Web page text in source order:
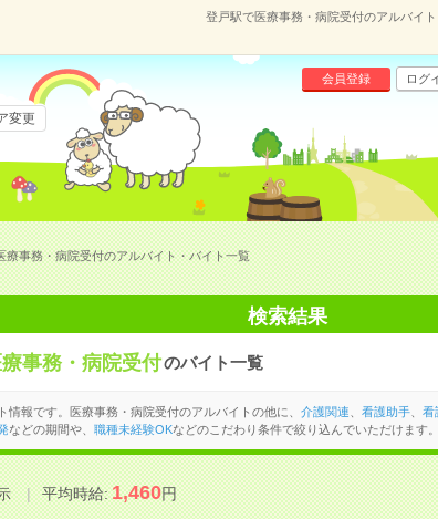
登戸駅で医療事務・病院受付のアルバイ
会員登録 ログ
変更
療事務・病院受付のアルバイト・バイト一覧
検索結果
療事務・病院受付のバイト一覧
情報です。医療事務・病院受付のアルバイトの他に、 介護関連 看護助手、 看
などの期間や、 職種未経験OKなどのこだわり条件で絞り込んでいただけます。
平均時給:1,460円